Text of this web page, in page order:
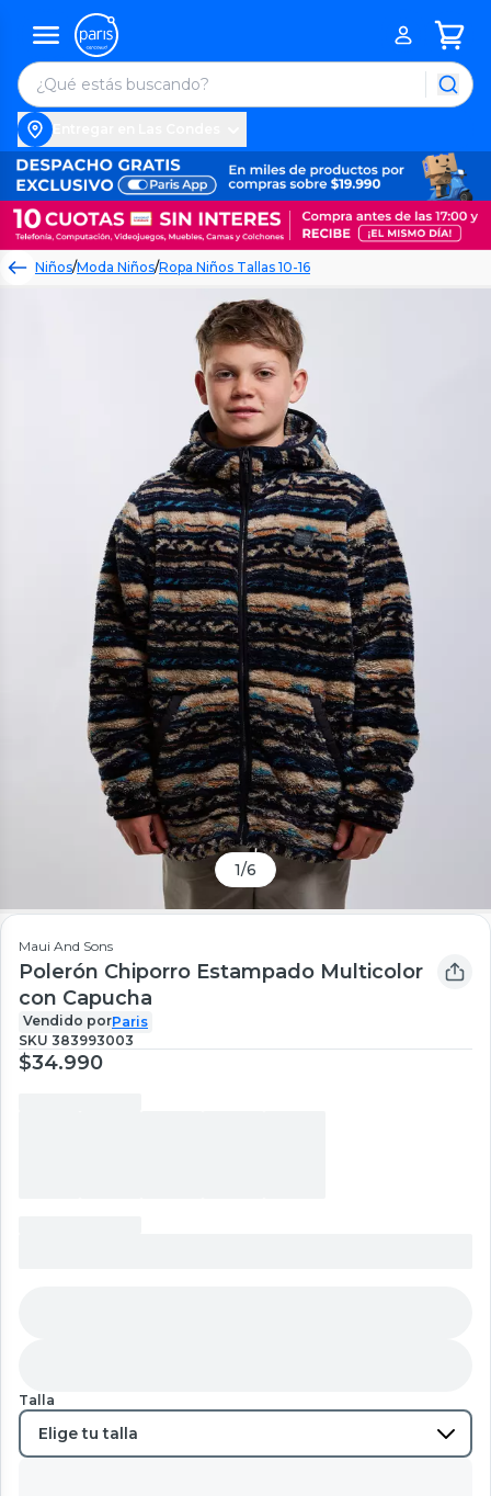
Niños/Moda Niños/Ropa Niños Tallas 10-16
1/6
Maui And Sons
Polerón Chiporro Estampado Multicolor
con Capucha
Vendido porParis
SKU 383993003
$34.990
Talla